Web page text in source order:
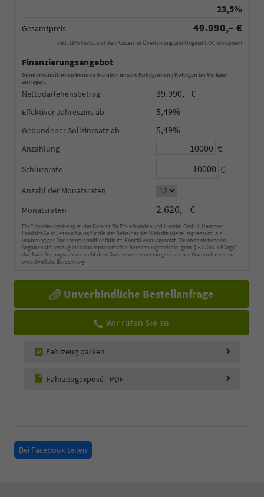
23,5%
Gesamtpreis 49.990,– €
inkl. 19% MwSt. und den Kosten für Überführung und Original COC-Dokument
Finanzierungsangebot
Sonderkonditionen können Sie über unsere Kolleginnen / Kollegen im Verkauf
anfragen.
Nettodarlehensbetrag 39.990,– €
Effektiver Jahreszins 5,49%
Gebundener Sollzinssatz 5,49%
Anzahlung €
Schlussrate €
Anzahl der Monatsraten
Monatsraten
2.620,– €
Ein Finanzierungsbeispiel der Bank11 für Privatkunden und Handel GmbH, Hammer
Landstraße 91, 41460 Neuss für die der Betreiber der Website (siehe Impressum) als
unabhängiger Darlehensvermittler tätig ist. Bonität vorausgesetzt. Die oben stehenden
Angaben stellen zugleich das repräsentative Berechnungsbeispiel gem. § 6a Abs. 4 PAngV
dar. Nach Vertragsschluss steht dem Darlehensnehmer ein gesetzliches Widerrufsrecht zu.
unverbindliche Berechnung
Unverbindliche Bestellanfrage
Wir rufen Sie an
Fahrzeug parken
Fahrzeugexposé - PDF
Bei Facebook teilen